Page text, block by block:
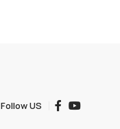
Follow US